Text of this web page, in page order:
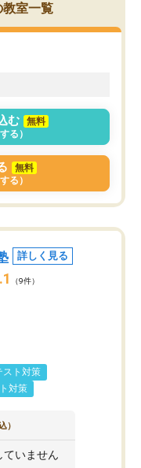
室一覧
む
無料
る）
無料
る）
詳しく見る
（9件）
スト対策
対策
）
ていません